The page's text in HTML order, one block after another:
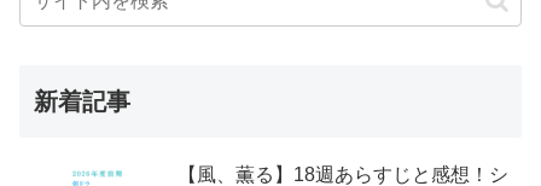
新着記事
【風、薫る】18週あらすじと感想！シ